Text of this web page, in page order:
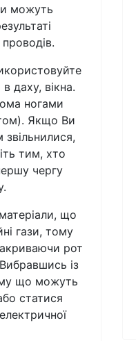
можуть
проводів.
даху, вікна.
ногами
Якщо Ви
тим, хто
чергу
що
гази, тому
рот
із
що можуть
статися